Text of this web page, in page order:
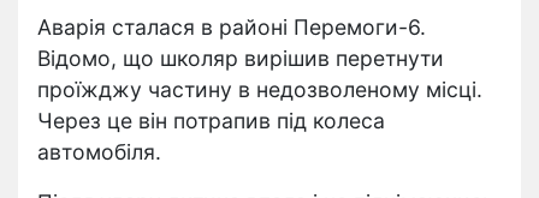
Аварія сталася в районі Перемоги-6.
Відомо, що школяр вирішив перетнути
проїжджу частину в недозволеному місці.
Через це він потрапив під колеса
автомобіля.